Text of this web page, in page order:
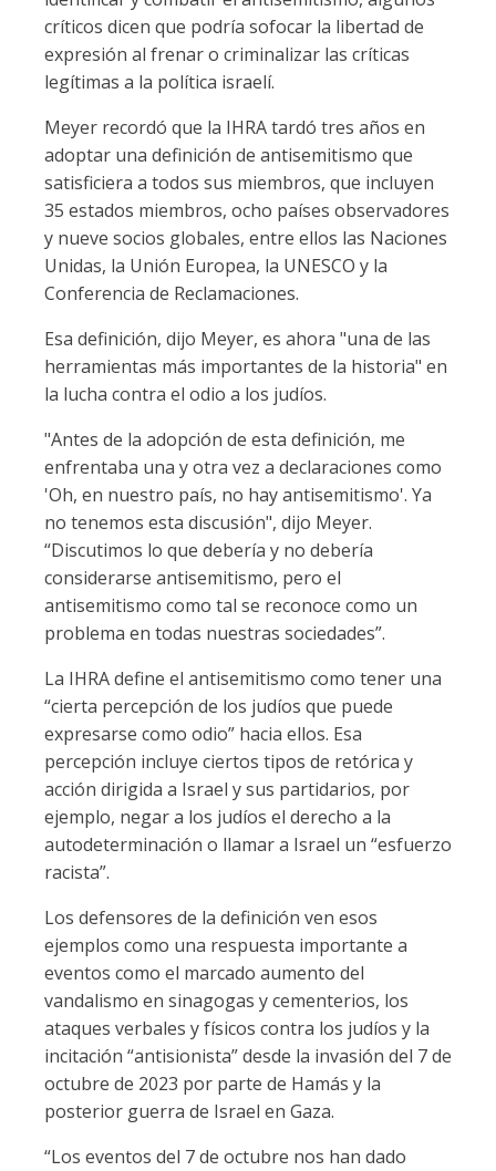
críticos dicen que podría sofocar la libertad de
expresión al frenar o criminalizar las críticas
legítimas a la política israelí.
Meyer recordó que la IHRA tardó tres años en
adoptar una definición de antisemitismo que
satisficiera a todos sus miembros, que incluyen
35 estados miembros, ocho países observadores
y nueve socios globales, entre ellos las Naciones
Unidas, la Unión Europea, la UNESCO y la
Conferencia de Reclamaciones.
Esa definición, dijo Meyer, es ahora "una de las
herramientas más importantes de la historia" en
la lucha contra el odio a los judíos.
"Antes de la adopción de esta definición, me
enfrentaba una y otra vez a declaraciones como
'Oh, en nuestro país, no hay antisemitismo'. Ya
no tenemos esta discusión", dijo Meyer.
“Discutimos lo que debería y no debería
considerarse antisemitismo, pero el
antisemitismo como tal se reconoce como un
problema en todas nuestras sociedades”.
La IHRA define el antisemitismo como tener una
“cierta percepción de los judíos que puede
expresarse como odio” hacia ellos. Esa
percepción incluye ciertos tipos de retórica y
acción dirigida a Israel y sus partidarios, por
ejemplo, negar a los judíos el derecho a la
autodeterminación o llamar a Israel un “esfuerzo
racista”.
Los defensores de la definición ven esos
ejemplos como una respuesta importante a
eventos como el marcado aumento del
vandalismo en sinagogas y cementerios, los
ataques verbales y físicos contra los judíos y la
incitación “antisionista” desde la invasión del 7 de
octubre de 2023 por parte de Hamás y la
posterior guerra de Israel en Gaza.
“Los eventos del 7 de octubre nos han dado